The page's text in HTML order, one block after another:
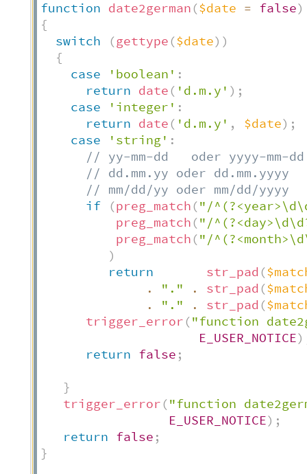
function date2german ($date = false)
{
switch
(gettype ($date) )
{
case
'boolean' :
return date ( 'd.m.y' ) ;
case
'integer' :
return date ( 'd.m.y' , $date) ;
case
'string' :
// yy-mm-dd   oder yyyy-mm-dd
// dd.mm.yy oder dd.mm.yyyy
// mm/dd/yy oder mm/dd/yyyy
if
(preg_match ("/
preg_match ("/
preg_match ("/
)
return
str_pad (
.
"." . str_pad (
.
"." . str_pad (
trigger_error ("function
E_USER_NOTICE)
return false ;
}
trigger_error ("function
E_USER_NOTICE) ;
return false ;
}